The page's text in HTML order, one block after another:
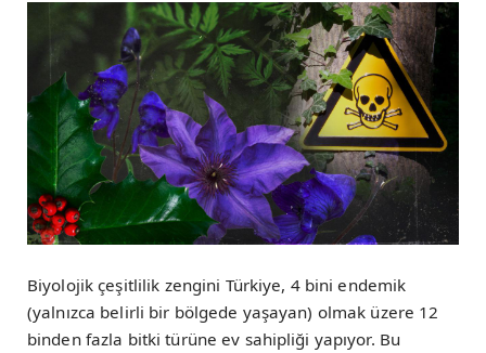
Biyolojik çeşitlilik zengini Türkiye, 4 bini endemik
(yalnızca belirli bir bölgede yaşayan) olmak üzere 12
binden fazla bitki türüne ev sahipliği yapıyor. Bu